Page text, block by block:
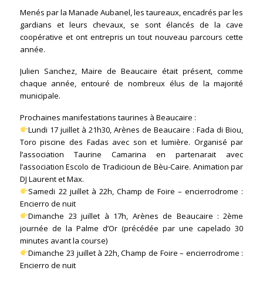
Menés par la Manade Aubanel, les taureaux, encadrés par les
gardians et leurs chevaux, se sont élancés de la cave
coopérative et ont entrepris un tout nouveau parcours cette
année.
Julien Sanchez, Maire de Beaucaire était présent, comme
chaque année, entouré de nombreux élus de la majorité
municipale.
Prochaines manifestations taurines à Beaucaire :
Lundi 17 juillet à 21h30, Arènes de Beaucaire : Fada di Biou,
Toro piscine des Fadas avec son et lumière. Organisé par
l’association Taurine Camarina en partenarait avec
l’association Escolo de Tradicioun de Bèu-Caire. Animation par
DJ Laurent et Max.
Samedi 22 juillet à 22h, Champ de Foire – encierrodrome :
Encierro de nuit
Dimanche 23 juillet à 17h, Arènes de Beaucaire : 2ème
journée de la Palme d’Or (précédée par une capelado 30
minutes avant la course)
Dimanche 23 juillet à 22h, Champ de Foire – encierrodrome :
Encierro de nuit